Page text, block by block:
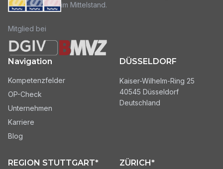
im Mittelstand.
Mitglied bei
Navigation
Kompetenzfelder
OP-Check
Unternehmen
Karriere
Blog
DÜSSELDORF
Kaiser-Wilhelm-Ring 25
40545 Düsseldorf
Deutschland
REGION STUTTGART* ZÜRICH*